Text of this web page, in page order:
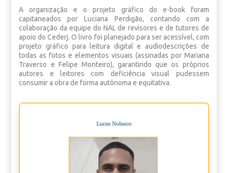
A organização e o projeto gráfico do e-book foram
capitaneados por Luciana Perdigão, contando com a
colaboração da equipe do NAI, de revisores e de tutores de
apoio do Cederj. O livro foi planejado para ser acessível, com
projeto gráfico para leitura digital e audiodescrições de
todas as fotos e elementos visuais (assinadas por Mariana
Traverso e Felipe Monteiro), garantindo que os próprios
autores e leitores com deficiência visual pudessem
consumir a obra de forma autônoma e equitativa.